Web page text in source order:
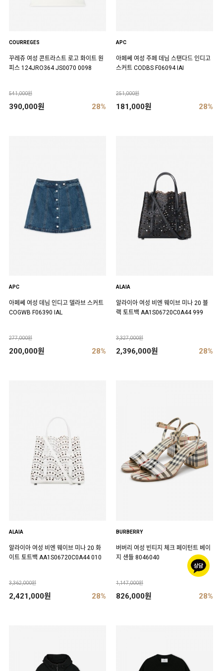
COURREGES
꾸레쥬 여성 콘트라스트 로고 화이트 원
피스 124JRO364 JS0070 0098
541,000원
390,000원 28%
APC
아페쎄 여성 주페 데님 스탠다드 인디고
스커트 CODBS F06094 IAI
251,000원
181,000원 28%
APC
아페쎄 여성 데님 인디고 델라브 스커트
COGWB F06390 IAL
277,000원
200,000원 28%
ALAIA
알라이아 여성 비엔 웨이브 미나 20 블
랙 토트백 AA1S06720C0A44 999
3,327,000원
2,396,000원 28%
ALAIA
알라이아 여성 비엔 웨이브 미나 20 화
이트 토트백 AA1S06720C0A44 010
3,362,000원
2,421,000원 28%
BURBERRY
버버리 여성 빈티지 체크 페이턴트 베이
지 샌들 8046040
1,147,000원
826,000원 28%